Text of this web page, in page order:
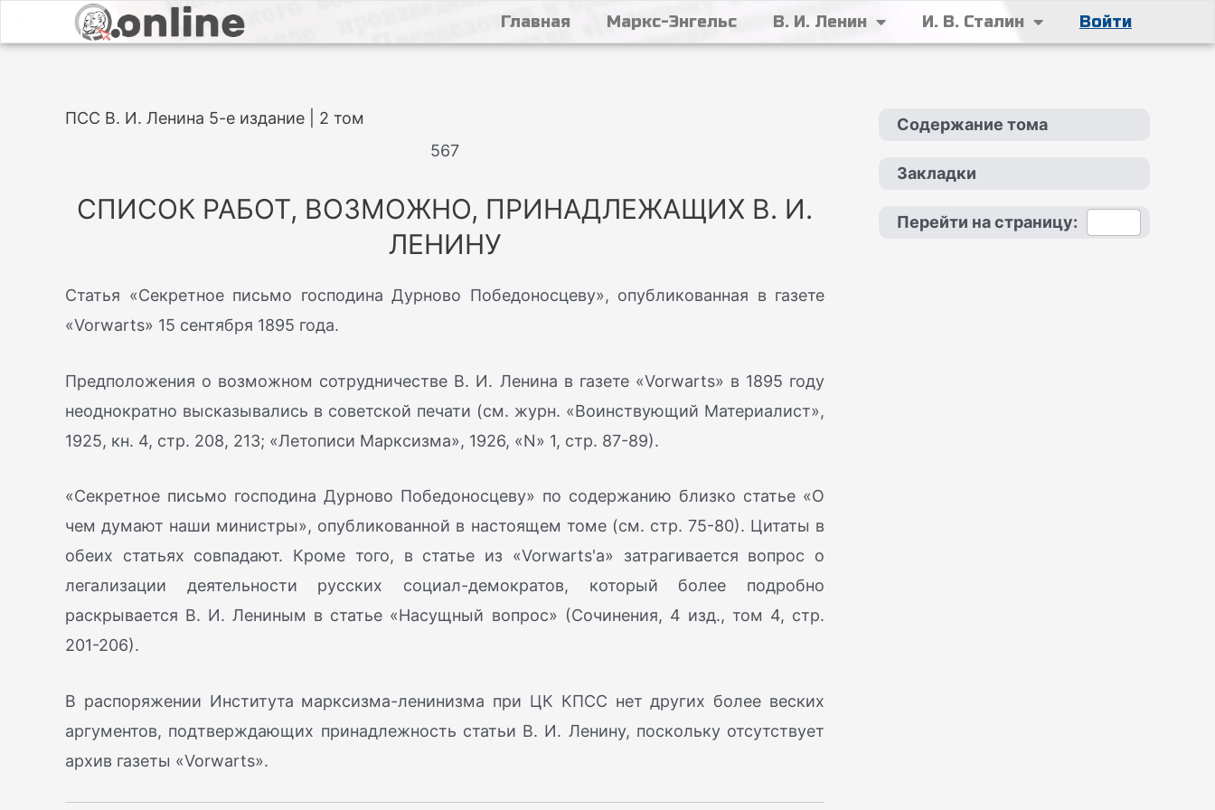
Главная Маркс-Энгельс В. И. Ленин И. В. Сталин Войти
ПСС В. И. Ленина 5-е издание | 2 том
567
СПИСОК РАБОТ, ВОЗМОЖНО, ПРИНАДЛЕЖАЩИХ В. И.
ЛЕНИНУ
Статья «Секретное письмо господина Дурново Победоносцеву», опубликованная в газете
«Vorwarts» 15 сентября 1895 года.
Предположения о возможном сотрудничестве В. И. Ленина в газете «Vorwarts» в 1895 году
неоднократно высказывались в советской печати (см. журн. «Воинствующий Материалист»,
1925, кн. 4, стр. 208, 213; «Летописи Марксизма», 1926, «N» 1, стр. 87-89).
«Секретное письмо господина Дурново Победоносцеву» по содержанию близко статье «О
чем думают наши министры», опубликованной в настоящем томе (см. стр. 75-80). Цитаты в
обеих статьях совпадают. Кроме того, в статье из «Vorwarts'а» затрагивается вопрос о
легализации деятельности русских социал-демократов, который более подробно
раскрывается В. И. Лениным в статье «Насущный вопрос» (Сочинения, 4 изд., том 4, стр.
201-206).
В распоряжении Института марксизма-ленинизма при ЦК КПСС нет других более веских
аргументов, подтверждающих принадлежность статьи В. И. Ленину, поскольку отсутствует
архив газеты «Vorwarts».
Содержание тома
Закладки
Перейти на страницу: